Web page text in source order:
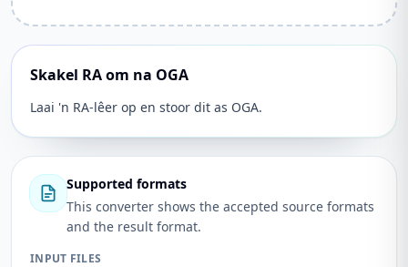
Skakel RA om na OGA
Laai 'n RA-lêer op en stoor dit as OGA.
Supported formats
This converter shows the accepted source formats
and the result format.
INPUT FILES